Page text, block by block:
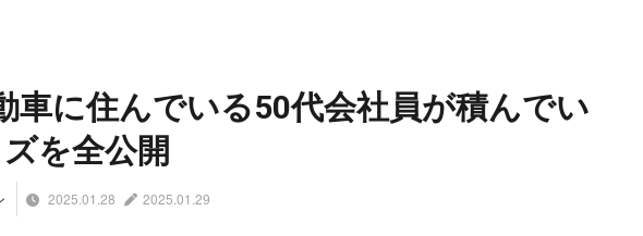
車に住んでいる50代会社員が積んでい
を全公開
2025.01.28 2025.01.29